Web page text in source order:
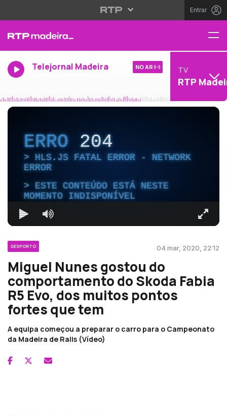
Entrar
Telejornal Madeira NO AR TV
RTP
ERRO204
HLS.JS FATAL ERROR - NETWORK
ERROR
ESTE CONTEÚDO ESTÁ NESTE
MOMENTO INDISPONÍVEL
DESPORTO 04 mar, 2020, 22:12
Miguel Nunes gostou do
comportamento do Skoda Fabia
R5 Evo, dos muitos pontos
fortes que tem
A equipa começou a preparar o carro para o Campeonato
da Madeira de Ralis (Vídeo)